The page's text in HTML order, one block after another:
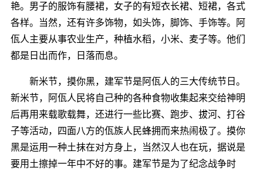
艳。男子的服饰有腰裙，女子的有短衣长裙、短裙，各式
各样。当然，还有许多饰物，如头饰，脚饰、手饰等。阿
佤人主要从事农业生产，种植水稻，小米、麦子等。他们
都是日出而作，日落而息。
新米节，摸你黑，建军节是阿佤人的三大传统节日。
新米节，阿佤人民将自己种的各种食物收集起来交给神明
后再用来载歌载舞，还进行一些比赛、跑步、拔河、打谷
子等活动，四面八方的佤族人民蜂拥而来热闹极了。摸你
黑是运用一种土抹在对方身上，当然汉人也在玩，据说是
要用土擦掉一年中不好的事。建军节是为了纪念战争时